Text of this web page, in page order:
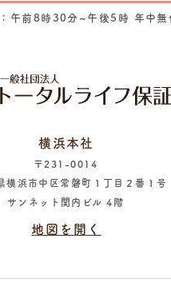
午前8時30分~午後5時 年中無
横浜本社
〒231-0014
横浜市中区常磐町１丁目２番１号
サンネット関内ビル 4階
地図を開く